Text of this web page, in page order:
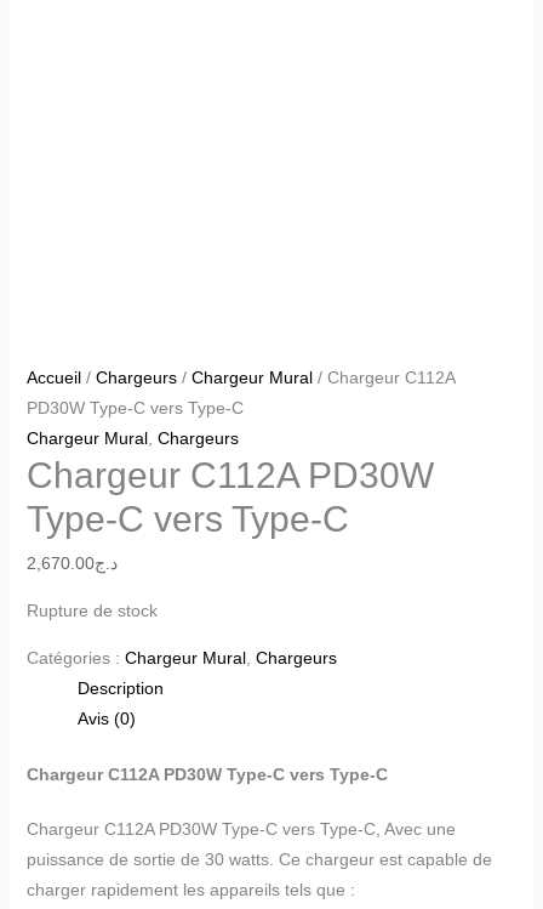
Accueil/ Chargeurs/ Chargeur Mural/ Chargeur C112A
PD30W Type-C vers Type-C
Chargeur Mural, Chargeurs
Chargeur C112A PD30W
Type-C vers Type-C
د.ج2,670.00
Rupture de stock
Catégories : Chargeur Mural, Chargeurs
Description
Avis (0)
Chargeur C112A PD30W Type-C vers Type-C
Chargeur C112A PD30W Type-C vers Type-C, Avec une
puissance de sortie de 30 watts. Ce chargeur est capable de
charger rapidement les appareils tels que :